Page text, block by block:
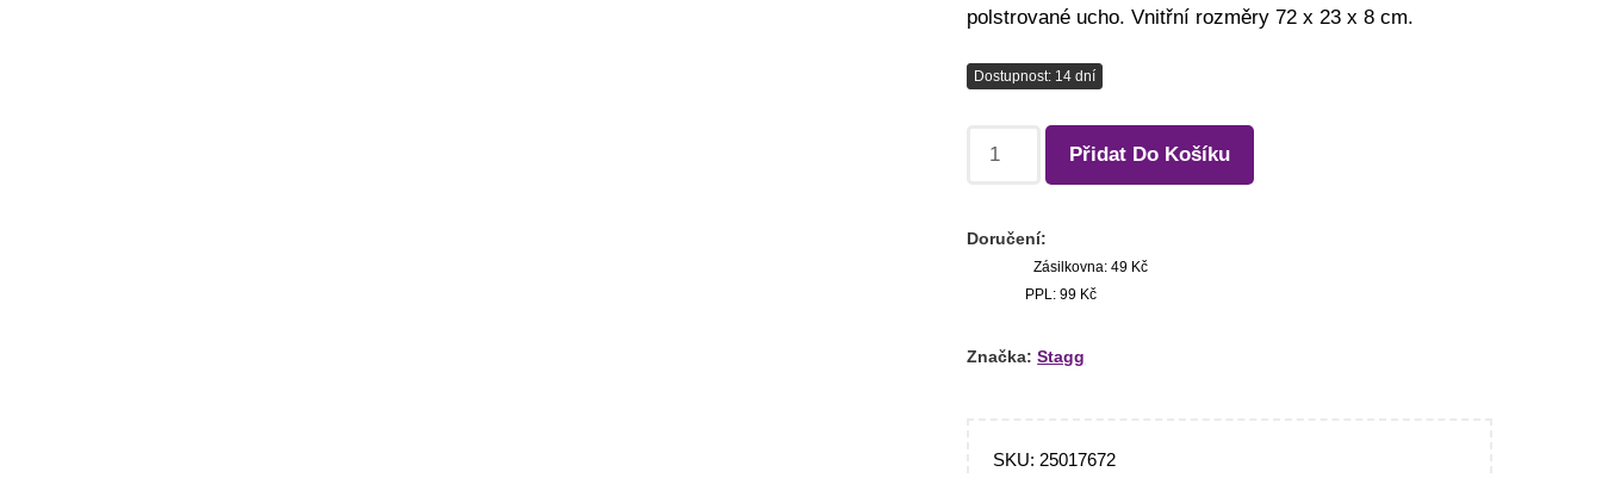
polstrované ucho. Vnitřní rozměry 72 x 23 x 8 cm.
Dostupnost: 14 dní
Přidat Do Košíku
Doručení:
Zásilkovna: 49 Kč
PPL: 99 Kč
Značka: Stagg
SKU: 25017672